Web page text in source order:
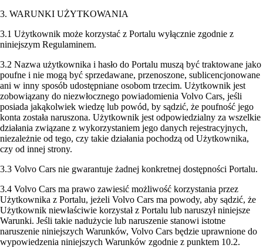
3. WARUNKI UŻYTKOWANIA
3.1 Użytkownik może korzystać z Portalu wyłącznie zgodnie z
niniejszym Regulaminem.
3.2 Nazwa użytkownika i hasło do Portalu muszą być traktowane jako
poufne i nie mogą być sprzedawane, przenoszone, sublicencjonowane
ani w inny sposób udostępniane osobom trzecim. Użytkownik jest
zobowiązany do niezwłocznego powiadomienia Volvo Cars, jeśli
posiada jakąkolwiek wiedzę lub powód, by sądzić, że poufność jego
konta została naruszona. Użytkownik jest odpowiedzialny za wszelkie
działania związane z wykorzystaniem jego danych rejestracyjnych,
niezależnie od tego, czy takie działania pochodzą od Użytkownika,
czy od innej strony.
3.3 Volvo Cars nie gwarantuje żadnej konkretnej dostępności Portalu.
3.4 Volvo Cars ma prawo zawiesić możliwość korzystania przez
Użytkownika z Portalu, jeżeli Volvo Cars ma powody, aby sądzić, że
Użytkownik niewłaściwie korzystał z Portalu lub naruszył niniejsze
Warunki. Jeśli takie nadużycie lub naruszenie stanowi istotne
naruszenie niniejszych Warunków, Volvo Cars będzie uprawnione do
wypowiedzenia niniejszych Warunków zgodnie z punktem 10.2.